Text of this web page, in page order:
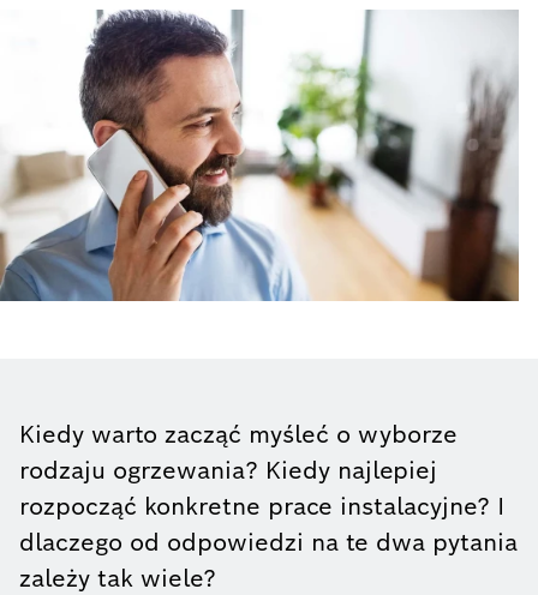
Kiedy warto zacząć myśleć o wyborze
rodzaju ogrzewania? Kiedy najlepiej
rozpocząć konkretne prace instalacyjne? I
dlaczego od odpowiedzi na te dwa pytania
zależy tak wiele?